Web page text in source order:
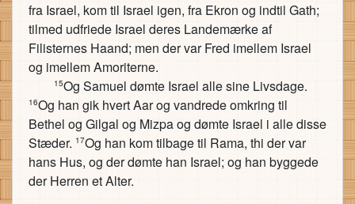
fra Israel, kom til Israel igen, fra Ekron og indtil Gath;
tilmed udfriede Israel deres Landemærke af
Filisternes Haand; men der var Fred imellem Israel
og imellem Amoriterne.
15Og Samuel dømte Israel alle sine Livsdage.
16Og han gik hvert Aar og vandrede omkring til
Bethel og Gilgal og Mizpa og dømte Israel i alle disse
Stæder. 17Og han kom tilbage til Rama, thi der var
hans Hus, og der dømte han Israel; og han byggede
der Herren et Alter.